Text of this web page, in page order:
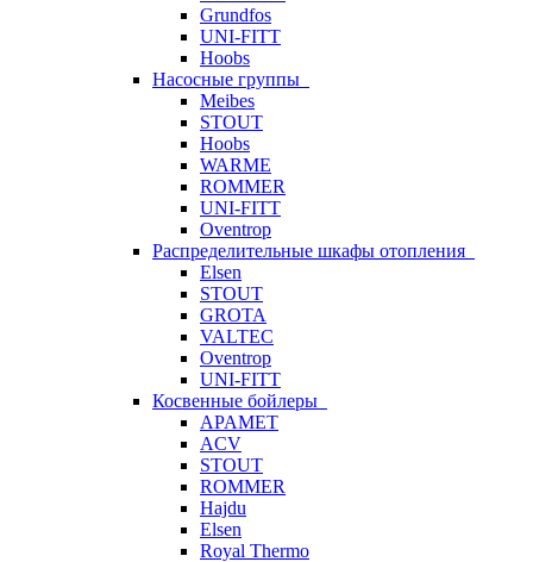
Grundfos
UNI-FITT
Hoobs
Насосные группы
Meibes
STOUT
Hoobs
WARME
ROMMER
UNI-FITT
Oventrop
Распределительные шкафы отопления
Elsen
STOUT
GROTA
VALTEC
Oventrop
UNI-FITT
Косвенные бойлеры
APAMET
ACV
STOUT
ROMMER
Hajdu
Elsen
Royal Thermo